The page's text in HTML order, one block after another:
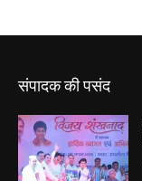
संपादक की पसंद